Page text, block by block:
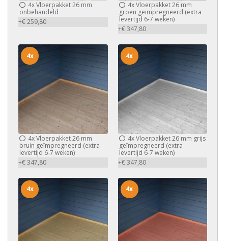
4xVloerpakket 26 mm
onbehandeld
+€ 259,80
4xVloerpakket 26 mm
groen geïmpregneerd (extra
levertijd 6-7 weken)
+€ 347,80
4xVloerpakket 26 mm
bruin geïmpregneerd (extra
levertijd 6-7 weken)
+€ 347,80
4x
4xVloerpakket 26 mm grijs
geïmpregneerd (extra
levertijd 6-7 weken)
+€ 347,80
4x
4x 4x